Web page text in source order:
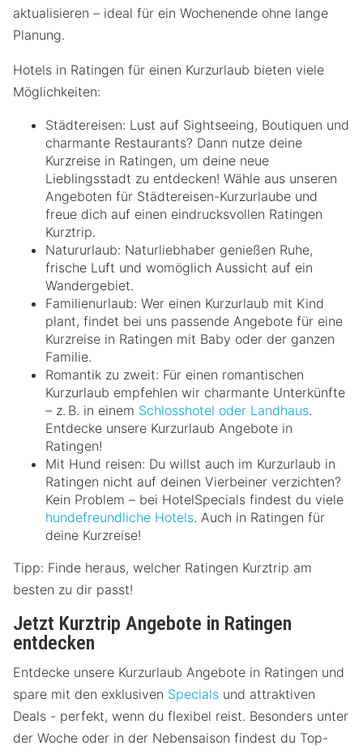
aktualisieren – ideal für ein Wochenende ohne lange
Planung.
Hotels in Ratingen für einen Kurzurlaub bieten viele
Möglichkeiten:
Städtereisen: Lust auf Sightseeing, Boutiquen und
charmante Restaurants? Dann nutze deine
Kurzreise in Ratingen, um deine neue
Lieblingsstadt zu entdecken! Wähle aus unseren
Angeboten für Städtereisen-Kurzurlaube und
freue dich auf einen eindrucksvollen Ratingen
Kurztrip.
Natururlaub: Naturliebhaber genießen Ruhe,
frische Luft und womöglich Aussicht auf ein
Wandergebiet.
Familienurlaub: Wer einen Kurzurlaub mit Kind
plant, findet bei uns passende Angebote für eine
Kurzreise in Ratingen mit Baby oder der ganzen
Familie.
Romantik zu zweit: Für einen romantischen
Kurzurlaub empfehlen wir charmante Unterkünfte
– z. B. in einem Schlosshotel oder Landhaus.
Entdecke unsere Kurzurlaub Angebote in
Ratingen!
Mit Hund reisen: Du willst auch im Kurzurlaub in
Ratingen nicht auf deinen Vierbeiner verzichten?
Kein Problem – bei HotelSpecials findest du viele
hundefreundliche Hotels. Auch in Ratingen für
deine Kurzreise!
Tipp: Finde heraus, welcher Ratingen Kurztrip am
besten zu dir passt!
Jetzt Kurztrip Angebote in Ratingen
entdecken
Entdecke unsere Kurzurlaub Angebote in Ratingen und
spare mit den exklusiven Specials und attraktiven
Deals - perfekt, wenn du flexibel reist. Besonders unter
der Woche oder in der Nebensaison findest du Top-